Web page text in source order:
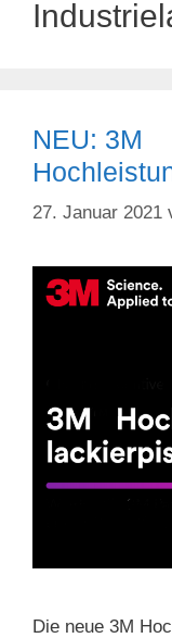
NEU: 3M
27. Januar 2021
Die neue 3M